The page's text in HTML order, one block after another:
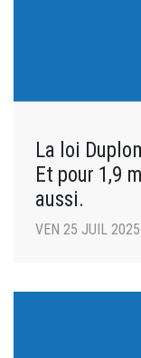
La loi
Et pour 1,9
aussi.
VEN 25 JUIL 2025